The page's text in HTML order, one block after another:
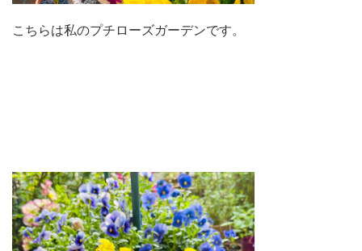
こちらは私のプチローズガーデンです。